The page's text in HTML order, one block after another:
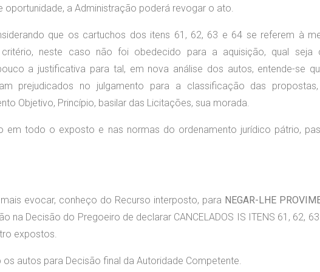
oportunidade, a Administração poderá revogar o ato.
que os cartuchos dos itens 61, 62, 63 e 64 se referem à
neste caso não foi obedecido para a aquisição, qual seja
a justificativa para tal, em nova análise dos autos, entende-se
prejudicados no julgamento para a classificação das
Objetivo, Princípio, basilar das Licitações, sua morada.
em todo o exposto e nas normas do ordenamento jurídico pátrio,
evocar, conheço do Recurso interposto, para NEGAR-LHE
na Decisão do Pregoeiro de declarar CANCELADOS IS ITENS 61, 62,
expostos.
autos para Decisão final da Autoridade Competente.